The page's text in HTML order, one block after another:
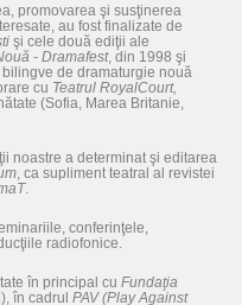
promovarea şi susţinerea
au fost finalizate de
şi cele două ediţii ale
- Dramafest, din 1998 şi
de dramaturgie nouă
cu Teatrul RoyalCourt,
(Sofia, Marea Britanie,
noastre a determinat şi editarea
, ca supliment teatral al revistei
.
conferinţele,
radiofonice.
în principal cu Fundaţia
), în cadrul PAV (Play Against